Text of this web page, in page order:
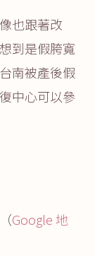
也跟著改
到是假胯寬
南被產後假
中心可以參
Google 地